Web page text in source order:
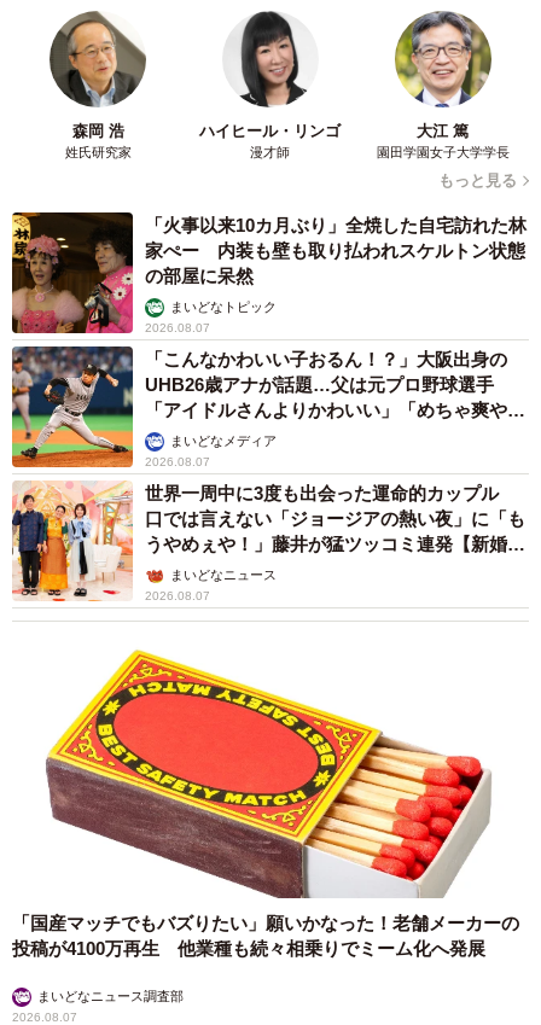
森岡 浩
姓氏研究家
ハイヒール・リンゴ
漫才師
大江 篤
園田学園女子大学学長
もっと見る
「火事以来10カ月ぶり」全焼した自宅訪れた林
家ぺー 内装も壁も取り払われスケルトン状態
の部屋に呆然
まいどなトピック
2026.08.07
「こんなかわいい子おるん！？」大阪出身の
UHB26歳アナが話題…父は元プロ野球選手
「アイドルさんよりかわいい」「めちゃ爽や
か」まいどなメディア
2026.08.07
世界一周中に3度も出会った運命的カップル
口では言えない「ジョージアの熱い夜」に「も
うやめぇや！」藤井が猛ツッコミ連発【新婚さ
ん】まいどなニュース
2026.08.07
「国産マッチでもバズりたい」願いかなった！老舗メーカーの
投稿が4100万再生 他業種も続々相乗りでミーム化へ発展
まいどなニュース調査部
2026.08.07